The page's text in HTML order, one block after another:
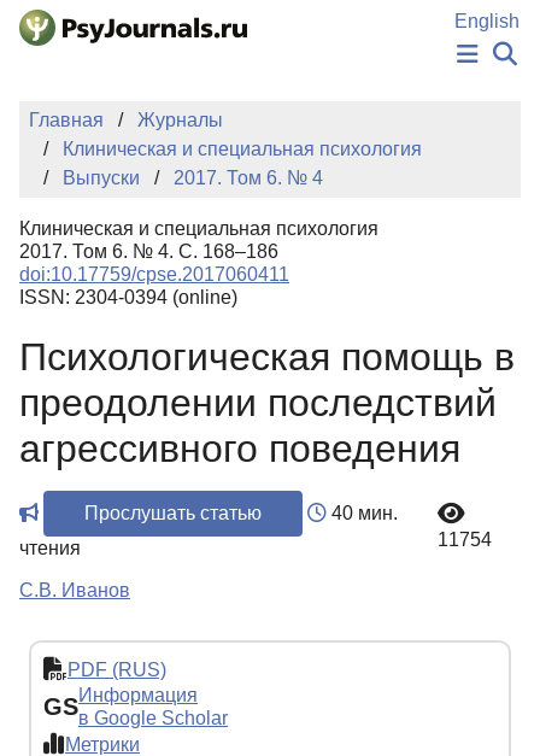
Перейти к основному содержанию
English
НОВОСТИ
АВТОРЫ
КЛЮЧЕВЫЕ СЛОВА
Регистрация
Главная
Журналы
Клиническая и специальная психология
Выпуски
2017. Том 6. № 4
Клиническая и специальная психология
2017. Том 6. № 4. С. 168–186
doi:10.17759/cpse.2017060411
ISSN: 2304-0394 (online)
Психологическая помощь в
преодолении последствий
агрессивного поведения
Прослушать статью
40 мин.
чтения
11754
С.В. Иванов
PDF (RUS)
GSИнформация
в Google Scholar
Метрики